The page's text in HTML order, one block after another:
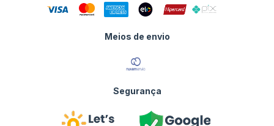
Meios de envio
Segurança